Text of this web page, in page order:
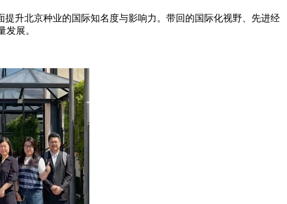
升北京种业的国际知名度与影响力。带回的国际化视野、先进经
展。